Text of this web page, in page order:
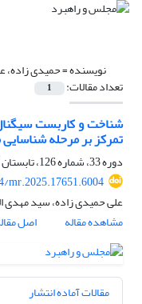
نویسنده =حمیدی زاده،
تعداد مقالات: 1
شناخت و کاربست
تمرکز بر مرحله
دوره 33، شماره 126، تابستان 1405، صفحه
mr.2025.17651.6004
علی حمیدی زاده، سید مهدی
مشاهده مقاله
اصل
مقالات آماده انتشار